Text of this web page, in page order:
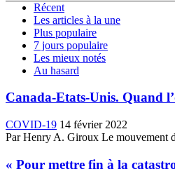
Récent
Les articles à la une
Plus populaire
7 jours populaire
Les mieux notés
Au hasard
Canada-Etats-Unis. Quand
COVID-19 14 février 2022
Par Henry A. Giroux Le mouvement
« Pour mettre fin à la